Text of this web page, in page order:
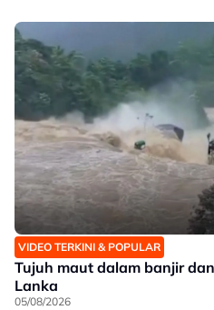
VIDEO TERKINI & POPULAR
Tujuh maut dalam banjir
Lanka
05/08/2026